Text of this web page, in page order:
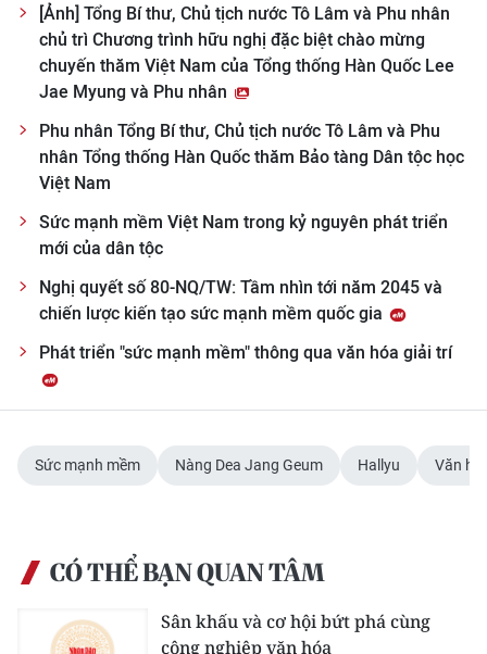
[Ảnh] Tổng Bí thư, Chủ tịch nước Tô Lâm và Phu nhân
chủ trì Chương trình hữu nghị đặc biệt chào mừng
chuyến thăm Việt Nam của Tổng thống Hàn Quốc Lee
Jae Myung và Phu nhân
Phu nhân Tổng Bí thư, Chủ tịch nước Tô Lâm và Phu
nhân Tổng thống Hàn Quốc thăm Bảo tàng Dân tộc học
Việt Nam
Sức mạnh mềm Việt Nam trong kỷ nguyên phát triển
mới của dân tộc
Nghị quyết số 80-NQ/TW: Tầm nhìn tới năm 2045 và
chiến lược kiến tạo sức mạnh mềm quốc gia
Phát triển "sức mạnh mềm" thông qua văn hóa giải trí
Sức mạnh mềm Nàng Dea Jang Geum Hallyu Văn
CÓ THỂ BẠN QUAN TÂM
Sân khấu và cơ hội bứt phá cùng
công nghiệp văn hóa